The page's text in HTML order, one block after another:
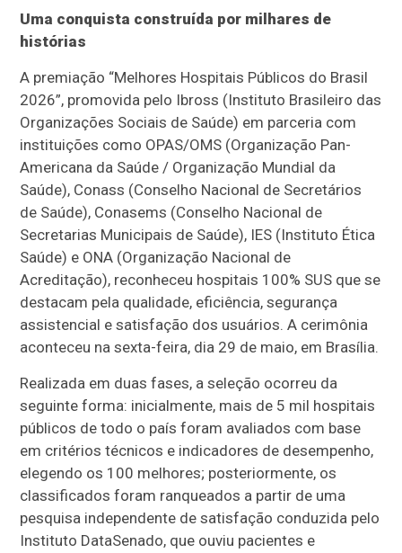
Uma conquista construída por milhares de
histórias
A premiação “Melhores Hospitais Públicos do Brasil
2026”, promovida pelo Ibross (Instituto Brasileiro das
Organizações Sociais de Saúde) em parceria com
instituições como OPAS/OMS (Organização Pan-
Americana da Saúde / Organização Mundial da
Saúde), Conass (Conselho Nacional de Secretários
de Saúde), Conasems (Conselho Nacional de
Secretarias Municipais de Saúde), IES (Instituto Ética
Saúde) e ONA (Organização Nacional de
Acreditação), reconheceu hospitais 100% SUS que se
destacam pela qualidade, eficiência, segurança
assistencial e satisfação dos usuários. A cerimônia
aconteceu na sexta-feira, dia 29 de maio, em Brasília.
Realizada em duas fases, a seleção ocorreu da
seguinte forma: inicialmente, mais de 5 mil hospitais
públicos de todo o país foram avaliados com base
em critérios técnicos e indicadores de desempenho,
elegendo os 100 melhores; posteriormente, os
classificados foram ranqueados a partir de uma
pesquisa independente de satisfação conduzida pelo
Instituto DataSenado, que ouviu pacientes e